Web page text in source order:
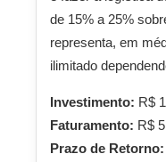
de 15% a 25%
representa, em
ilimitado
Investimento: R$
Faturamento: R$
Prazo de Retorno: